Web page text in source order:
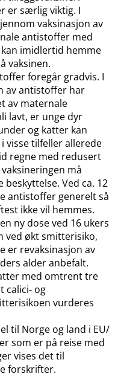
er særlig viktig. I
vaksinasjon av
antistoffer med
imidlertid hemme
vaksinen.
foregår gradvis. I
av antistoffer har
av maternale
lavt, er unge dyr
og katter kan
visse tilfeller allerede
regne med redusert
må
Ved ca. 12
antistoffer generelt så
ikke vil hemmes.
ny dose ved 16 ukers
ved økt smitterisiko,
er revaksinasjon av
alder anbefalt.
med omtrent tre
calici- og
vurderes
til Norge og land i EU​/​
som er på reise med
vises det til
forskrifter.